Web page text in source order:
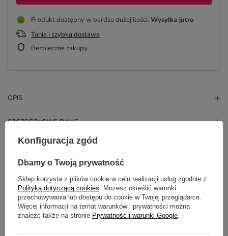
Produkt dostępny w bardzo dużej ilości Wysyłka jutro
Tania i szybka dostawa
Bezpieczne zakupy
OPIS
SZCZEGÓŁOWE DANE
OPINIE (3)
Potrzebujesz pomocy? Masz pytania?
Zadaj pytanie a my odpowiemy
niezwłocznie, najciekawsze pytania i
odpowiedzi publikując dla innych.
ZADAJ PYTANIE
Konfiguracja zgód
Dbamy o Twoją prywatność
Sklep korzysta z plików cookie w celu realizacji usług zgodnie z
Polityką dotyczącą cookies . Możesz określić warunki
przechowywania lub dostępu do cookie w Twojej przeglądarce.
Więcej informacji na temat warunków i prywatności można
znaleźć także na stronie Prywatność i warunki Google